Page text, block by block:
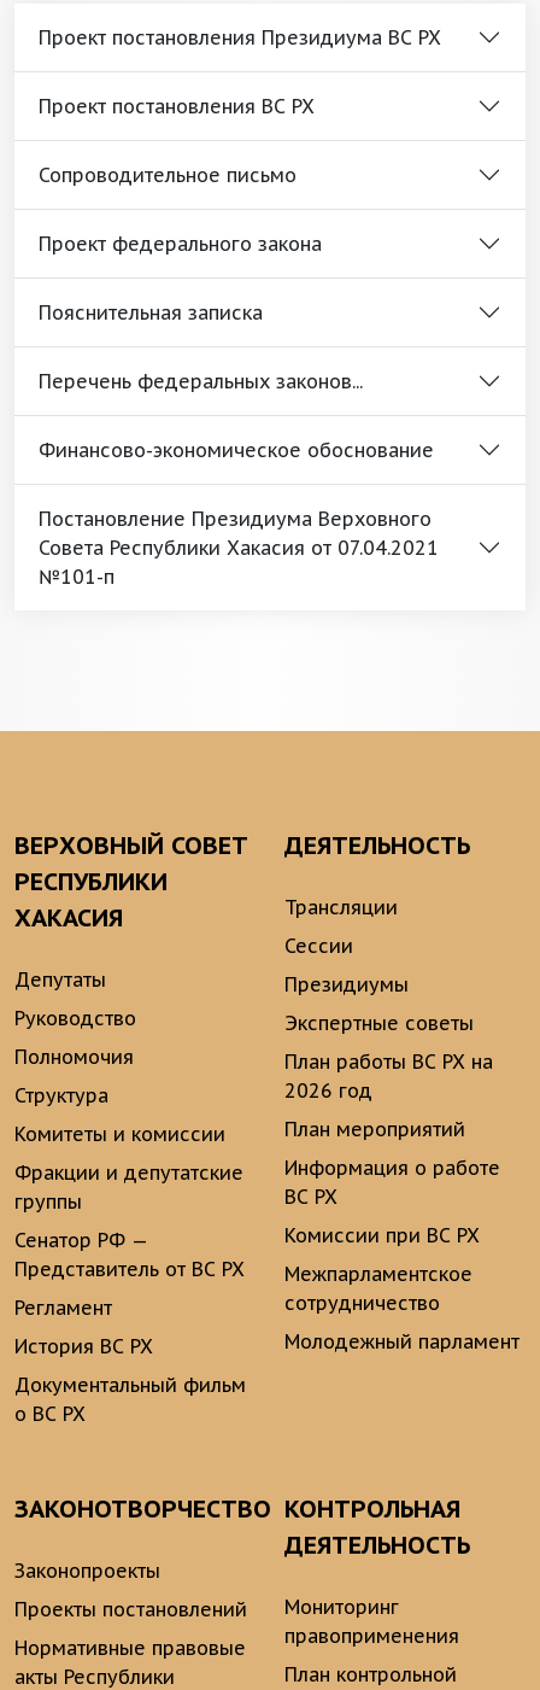
Проект постановления Президиума ВС РХ
Проект постановления ВС РХ
Сопроводительное письмо
Проект федерального закона
Пояснительная записка
Перечень федеральных законов...
Финансово-экономическое обоснование
Постановление Президиума Верховного
Совета Республики Хакасия от 07.04.2021
№101-п
ВЕРХОВНЫЙ СОВЕТ
РЕСПУБЛИКИ
ХАКАСИЯ
Депутаты
Руководство
Полномочия
Структура
Комитеты и комиссии
Фракции и депутатские
группы
Сенатор РФ —
Представитель от ВС РХ
Регламент
История ВС РХ
Документальный фильм
о ВС РХ
ДЕЯТЕЛЬНОСТЬ
Трансляции
Сессии
Президиумы
Экспертные советы
План работы ВС РХ на
2026 год
План мероприятий
Информация о работе
ВС РХ
Комиссии при ВС РХ
Межпарламентское
сотрудничество
Молодежный парламент
ЗАКОНОТВОРЧЕСТВО
Законопроекты
Проекты постановлений
Нормативные правовые
акты Республики
КОНТРОЛЬНАЯ
ДЕЯТЕЛЬНОСТЬ
Мониторинг
правоприменения
План контрольной